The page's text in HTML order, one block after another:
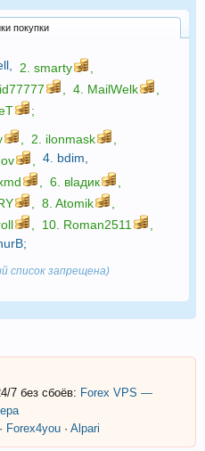
покупки
2. smarty
4. MailWelk
;
2. ilonmask
4. bdim
6. вlaдик
8. Atomik
10. Roman2511
;
список запрещена)
7 без сбоёв: Forex VPS —
· Forex4you · Alpari